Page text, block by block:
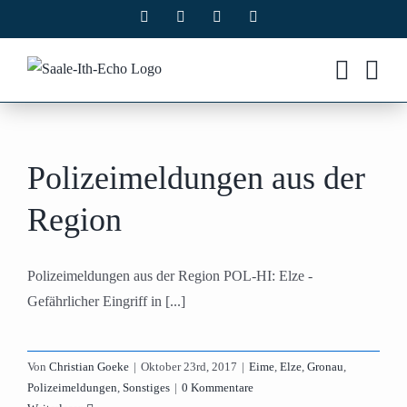
Inhalt
springen
Facebook Instagram
Polizeimeldungen aus der
Region
Polizeimeldungen aus der Region POL-HI: Elze -
Gefährlicher Eingriff in [...]
Von Christian Goeke | Oktober 23rd, 2017 | Eime, Elze, Gronau,
Polizeimeldungen, Sonstiges | 0 Kommentare